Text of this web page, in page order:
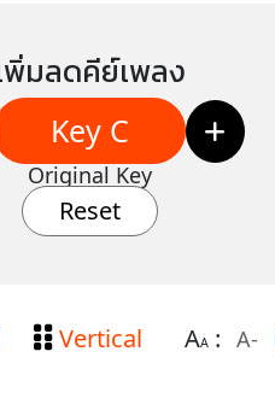
พิ่มลดคีย์เพลง
Key C
Original Key
Reset
Vertical AA: A-